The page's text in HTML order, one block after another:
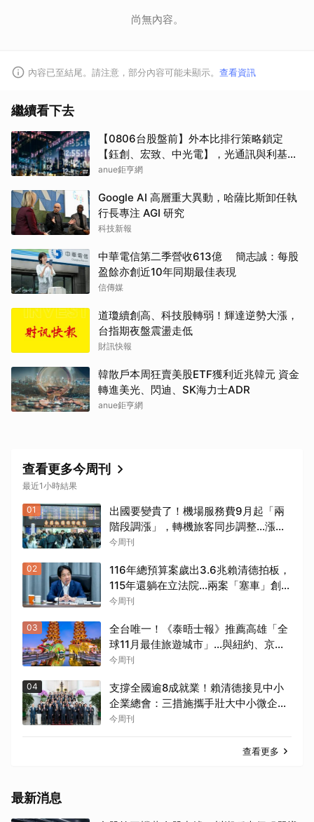
尚無內容。
內容已至結尾。請注意，部分內容可能未顯示。 查看資訊
繼續看下去
【0806台股盤前】外本比排行策略鎖定
【鈺創、宏致、中光電】，光通訊與利基型
記憶體狂飆噴發！加權爆量大漲 1250 點放
anue鉅亨網
Google AI 高層重大異動，哈薩比斯卸任執
行長專注 AGI 研究
科技新報
中華電信第二季營收613億 簡志誠：每股
盈餘亦創近10年同期最佳表現
信傳媒
道瓊續創高、科技股轉弱！輝達逆勢大漲，
台指期夜盤震盪走低
財訊快報
韓散戶本周狂賣美股ETF獲利近兆韓元 資金
轉進美光、閃迪、SK海力士ADR
anue鉅亨網
查看更多今周刊
最近1小時結果
01
出國要變貴了！機場服務費9月起「兩
階段調漲」，轉機旅客同步調整…漲多
少？上路時間曝光
今周刊
02
116年總預算案歲出3.6兆賴清德拍板，
115年還躺在立法院…兩案「塞車」創憲
政首例如何解決？
今周刊
03
全台唯一！《泰晤士報》推薦高雄「全
球11月最佳旅遊城市」…與紐約、京
都、佛羅倫斯共同入榜，理由曝光
今周刊
04
支撐全國逾8成就業！賴清德接見中小
企業總會：三措施攜手壯大中小微企
業，打造韌性台灣經濟
今周刊
查看更多
最新消息